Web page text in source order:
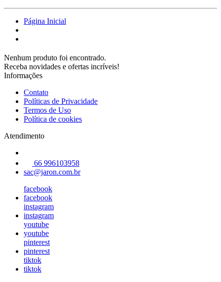
Página Inicial
Nenhum produto foi encontrado.
Receba novidades e ofertas incríveis!
Informações
Contato
Políticas de Privacidade
Termos de Uso
Política de cookies
Atendimento
66 996103958
sac@jaron.com.br
facebook
facebook
instagram
instagram
youtube
youtube
pinterest
pinterest
tiktok
tiktok